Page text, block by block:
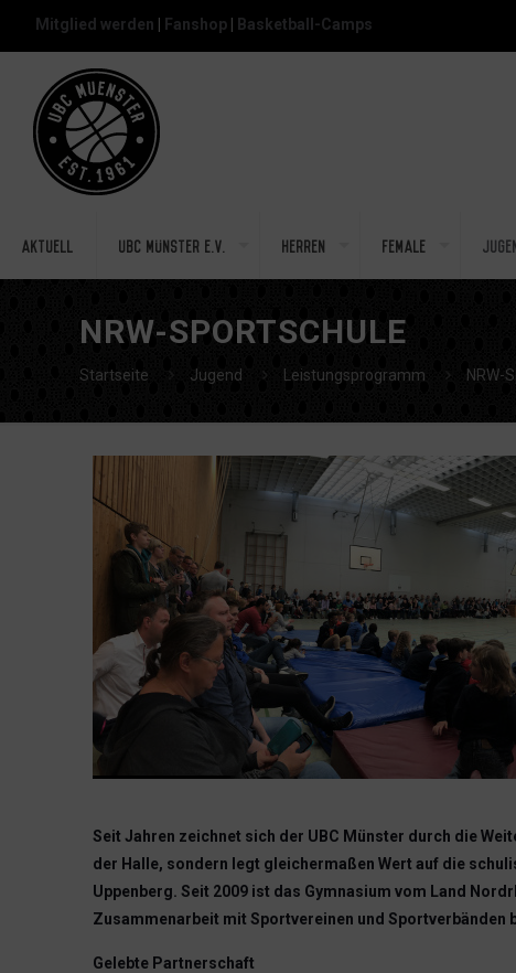
Mitglied werden Fanshop Basketball-Camps
Aktuell UBC Münster e.V. Herren Female
NRW-SPORTSCHULE
Startseite Jugend Leistungsprogramm NRW-
Seit Jahren zeichnet sich der UBC Münster durch die
der Halle, sondern legt gleichermaßen Wert auf die
Uppenberg. Seit 2009 ist das Gymnasium vom Land
Zusammenarbeit mit Sportvereinen und Sportverbänden
Gelebte Partnerschaft